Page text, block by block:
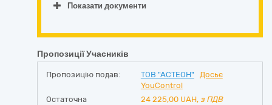
Показати документи
Пропозиції Учасників
Пропозицію подав: ТОВ "АСТЕОН"
Досьє
YouControl
Остаточна
24 225,00 UAH, з ПДВ